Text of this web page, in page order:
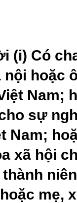
(i) Có
hoặc
Nam;
sự
Nam;
xã hội
mẹ,